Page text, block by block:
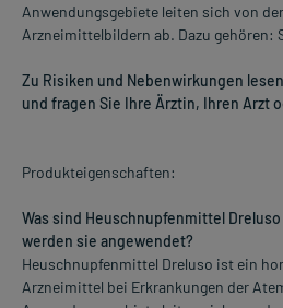
Anwendungsgebiete leiten sich von
Arzneimittelbildern ab. Dazu gehören:
Zu Risiken und Nebenwirkungen
und fragen Sie Ihre Ärztin, Ihren Arzt
Produkteigenschaften:
Was sind Heuschnupfenmittel
werden sie angewendet?
Heuschnupfenmittel Dreluso ist ein
Arzneimittel bei Erkrankungen der